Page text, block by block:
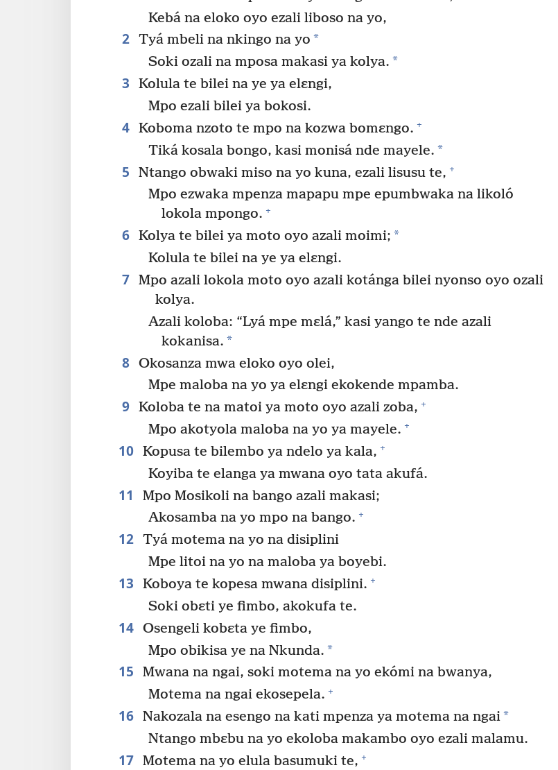
Kebá na eloko oyo ezali liboso na yo,
2 Tyá mbeli na nkingo na yo *
Soki ozali na mposa makasi ya kolya. *
3
Kolula te bilei na ye ya elɛngi,
Mpo ezali bilei ya bokosi.
4 Koboma nzoto te mpo na kozwa bomɛngo. +
Tiká kosala bongo, kasi monisá nde mayele. *
5 Ntango obwaki miso na yo kuna, ezali lisusu te, +
Mpo ezwaka mpenza mapapu mpe epumbwaka na likoló
lokola mpongo. +
6 Kolya te bilei ya moto oyo azali moimi; *
Kolula te bilei na ye ya elɛngi.
7 Mpo azali lokola moto oyo azali kotánga bilei nyonso oyo ozali
kolya.
Azali koloba: “Lyá mpe mɛlá,” kasi yango te nde azali
kokanisa. *
8 Okosanza mwa eloko oyo olei,
Mpe maloba na yo ya elɛngi ekokende mpamba.
9 Koloba te na matoi ya moto oyo azali zoba, +
Mpo akotyola maloba na yo ya mayele. +
10 Kopusa te bilembo ya ndelo ya kala, +
Koyiba te elanga ya mwana oyo tata akufá.
11
Mpo Mosikoli na bango azali makasi;
Akosamba na yo mpo na bango. +
12 Tyá motema na yo na disiplini
Mpe litoi na yo na maloba ya boyebi.
13 Koboya te kopesa mwana disiplini. +
Soki obɛti ye fimbo, akokufa te.
14 Osengeli kobɛta ye fimbo,
Mpo obikisa ye na Nkunda. *
15
Mwana na ngai, soki motema na yo ekómi na bwanya,
Motema na ngai ekosepela. +
16 Nakozala na esengo na kati mpenza ya motema na ngai*
Ntango mbɛbu na yo ekoloba makambo oyo ezali malamu.
17 Motema na yo elula basumuki te, +